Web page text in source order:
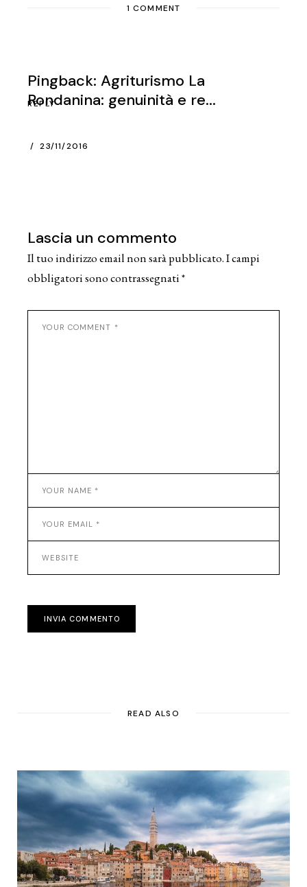
1 COMMENT
Pingback:Agriturismo La
Rondanina: genuinità e re...
23/11/2016
REPLY
Lascia un commento
Il tuo indirizzo email non sarà pubblicato.I campi
obbligatori sono contrassegnati*
INVIA COMMENTO
READ ALSO